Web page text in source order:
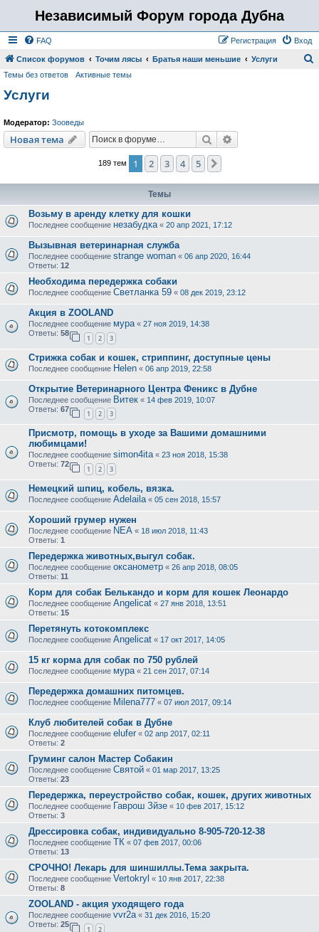
Независимый Форум города Дубна
FAQ Вход
Регистрация
Список форумов Точим лясы Братья наши меньшие Услуги
Темы без ответов Активные темы
Услуги
Модератор: Зооведы
Новая тема Поиск
189 тем 1 2 3 4 5
Темы
Возьму в аренду клетку для кошки
Последнее сообщение незабудка « 20 апр 2021, 17:12
Вызывная ветеринарная служба
Последнее сообщение strange woman « 06 апр 2020, 16:44
Ответы: 12
Необходима передержка собаки
Последнее сообщение Светланка 59 « 08 дек 2019, 23:12
Акция в ZOOLAND
Последнее сообщение мура « 27 ноя 2019, 14:38
Ответы: 58
1 2 3
Стрижка собак и кошек, стриппинг, доступные цены
Последнее сообщение Helen « 06 апр 2019, 22:58
Открытие Ветеринарного Центра Феникс в Дубне
Последнее сообщение Витек « 14 фев 2019, 10:07
Ответы: 67
1 2 3
Присмотр, помощь в уходе за Вашими домашними
любимцами!
Последнее сообщение simon4ita « 23 ноя 2018, 15:38
Ответы: 72
1 2 3
Немецкий шпиц, кобель, вязка.
Последнее сообщение Adelaila « 05 сен 2018, 15:57
Хороший грумер нужен
Последнее сообщение NEA « 18 июл 2018, 11:43
Ответы: 1
Передержка животных,выгул собак.
Последнее сообщение оксанометр « 26 апр 2018, 08:05
Ответы: 11
Корм для собак Белькандо и корм для кошек Леонардо
Последнее сообщение Angelicat « 27 янв 2018, 13:51
Ответы: 15
Перетянуть котокомплекс
Последнее сообщение Angelicat « 17 окт 2017, 14:05
15 кг корма для собак по 750 рублей
Последнее сообщение мура « 21 сен 2017, 07:14
Передержка домашних питомцев.
Последнее сообщение Milena777 « 07 июл 2017, 09:14
Клуб любителей собак в Дубне
Последнее сообщение elufer « 02 апр 2017, 02:11
Ответы: 2
Груминг салон Мастер Собакин
Последнее сообщение Святой « 01 мар 2017, 13:25
Ответы: 23
Передержка, переустройство собак, кошек, других животных
Последнее сообщение Гаврош Зйзе « 10 фев 2017, 15:12
Ответы: 3
Дрессировка собак, индивидуально 8-905-720-12-38
Последнее сообщение ТК « 07 фев 2017, 00:06
Ответы: 13
СРОЧНО! Лекарь для шиншиллы.Тема закрыта.
Последнее сообщение Vertokryl « 10 янв 2017, 22:38
Ответы: 8
ZOOLAND - акция уходящего года
Последнее сообщение vvr2a « 31 дек 2016, 15:20
Ответы: 25
1 2